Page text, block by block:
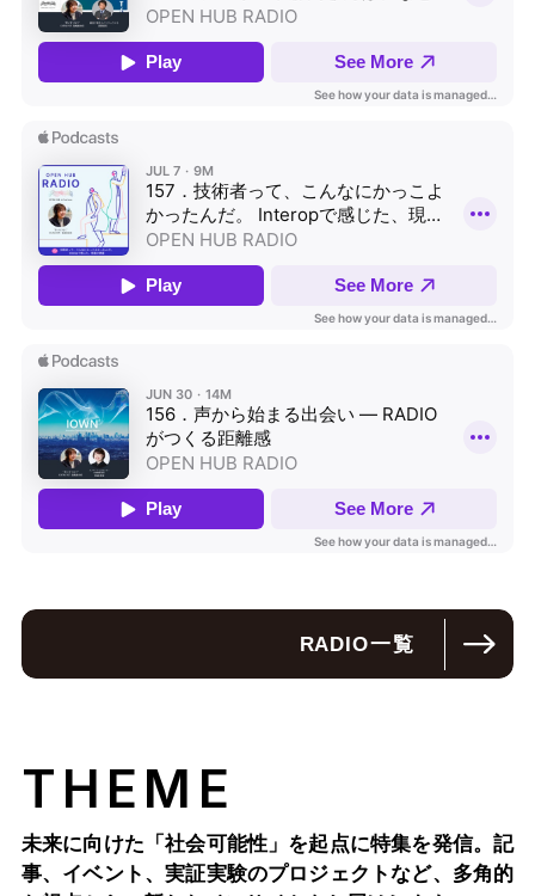
RADIO一覧
THEME
未来に向けた「社会可能性」を起点に特集を発信。記
事、イベント、実証実験のプロジェクトなど、多角的